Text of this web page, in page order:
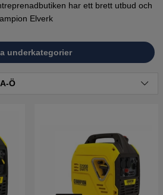
har ett brett utbud och
Elverk
underkategorier
Ö